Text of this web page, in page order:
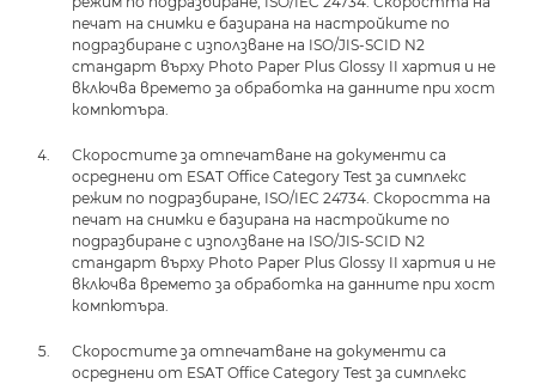
печат на снимки е базирана на настройките по
подразбиране с използване на ISO/JIS-SCID N2
стандарт върху Photo Paper Plus Glossy II хартия и не
включва времето за обработка на данните при хост
компютъра.
Скоростите за отпечатване на документи са
осреднени от ESAT Office Category Test за симплекс
режим по подразбиране, ISO/IEC 24734. Скоростта на
печат на снимки е базирана на настройките по
подразбиране с използване на ISO/JIS-SCID N2
стандарт върху Photo Paper Plus Glossy II хартия и не
включва времето за обработка на данните при хост
компютъра.
Скоростите за отпечатване на документи са
осреднени от ESAT Office Category Test за симплекс